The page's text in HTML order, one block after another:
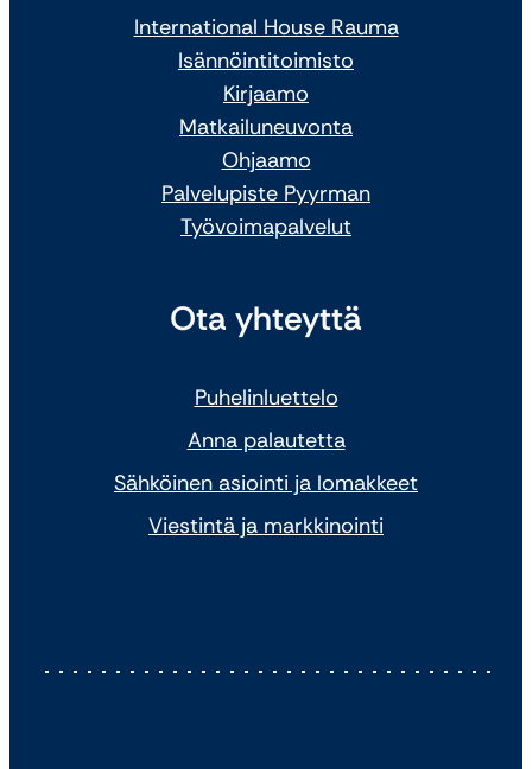
International House Rauma
Isännöintitoimisto
Kirjaamo
Matkailuneuvonta
Ohjaamo
Palvelupiste Pyyrman
Työvoimapalvelut
Ota yhteyttä
Puhelinluettelo
Anna palautetta
Sähköinen asiointi ja lomakkeet
Viestintä ja markkinointi